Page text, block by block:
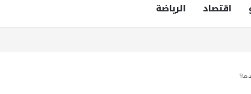
اقتصاد الرياضة
هاشمي أول مسلمة نائبة لحاكم فرجينيا